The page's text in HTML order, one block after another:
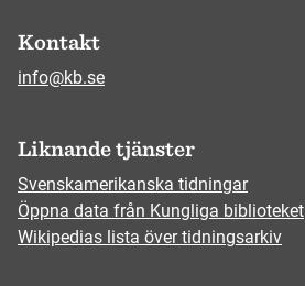
Kontakt
info@kb.se
Liknande tjänster
Svenskamerikanska tidningar
Öppna data från Kungliga biblioteket
Wikipedias lista över tidningsarkiv